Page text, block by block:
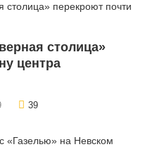
столица»
центра
39